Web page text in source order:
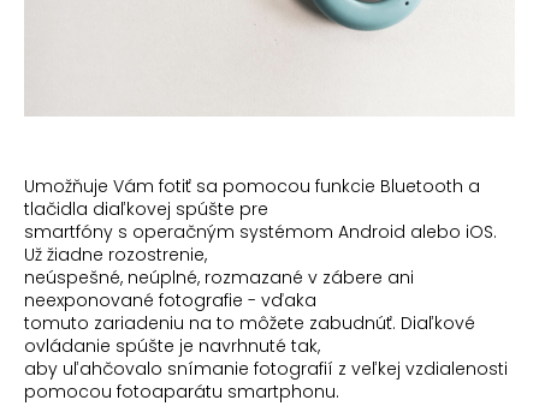
Umožňuje Vám fotiť sa pomocou funkcie Bluetooth a
tlačidla diaľkovej spúšte pre
smartfóny s operačným systémom Android alebo iOS.
Už žiadne rozostrenie,
neúspešné, neúplné, rozmazané v zábere ani
neexponované fotografie - vďaka
tomuto zariadeniu na to môžete zabudnúť. Diaľkové
ovládanie spúšte je navrhnuté tak,
aby uľahčovalo snímanie fotografií z veľkej vzdialenosti
pomocou fotoaparátu smartphonu.